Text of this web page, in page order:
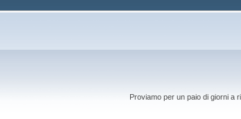
Proviamo per un paio di giorni a